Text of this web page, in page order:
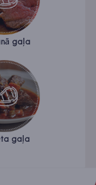
gaļa
gaļa